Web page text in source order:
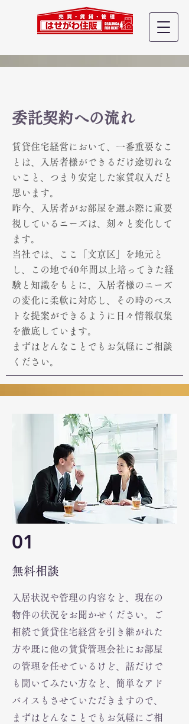
​委託契約への流れ
賃貸住宅経営において、一番重要なこ
とは、入居者様ができるだけ途切れな
いこと、つまり安定した家賃収入だと
思います。
昨今、入居者がお部屋を選ぶ際に重要
視しているニーズは、刻々と変化して
ます。
当社では、ここ「文京区」を地元と
し、この地で40年間以上培ってきた経
験と知識をもとに、入居者様のニーズ
の変化に柔軟に対応し、その時のベス
トな提案ができるように日々情報収集
を徹底しています。
まずはどんなことでもお気軽にご相談
ください。
01
無料相談
入居状況や管理の内容など、現在の
物件の状況をお聞かせください。ご
相続で賃貸住宅経営を引き継がれた
方や既に他の賃貸管理会社にお部屋
の管理を任せているけど、話だけで
も聞いてみたい方など
簡単なアド
バイスもさせていただきますので、
まずはどんなことでもお気軽にご相